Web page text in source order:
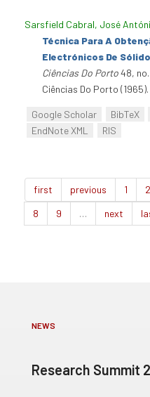
Sarsfield Cabral, José
Técnica Para A
Electrónicos De
Ciências Do Porto48,
Ciências Do Porto (1965).
Google Scholar BibTeX
EndNote XML
RIS
first previous 1 2
8
9 … next
NEWS
Research Summit